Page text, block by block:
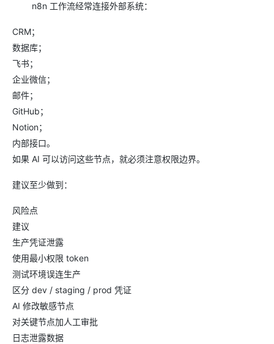
n8n 工作流经常连接外部系统：
CRM；
数据库；
飞书；
企业微信；
邮件；
GitHub；
Notion；
内部接口。
如果 AI 可以访问这些节点，就必须注意权限边界。
建议至少做到：
风险点
建议
生产凭证泄露
使用最小权限 token
测试环境误连生产
区分 dev / staging / prod 凭证
AI 修改敏感节点
对关键节点加人工审批
日志泄露数据